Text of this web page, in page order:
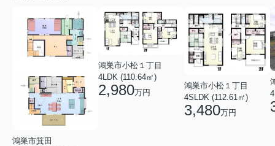
鴻巣市箕田
鴻巣市小松１丁目
4LDK (110.64㎡)
2,980万円
鴻巣市小松１丁目
4SLDK (112.61㎡)
3,480万円